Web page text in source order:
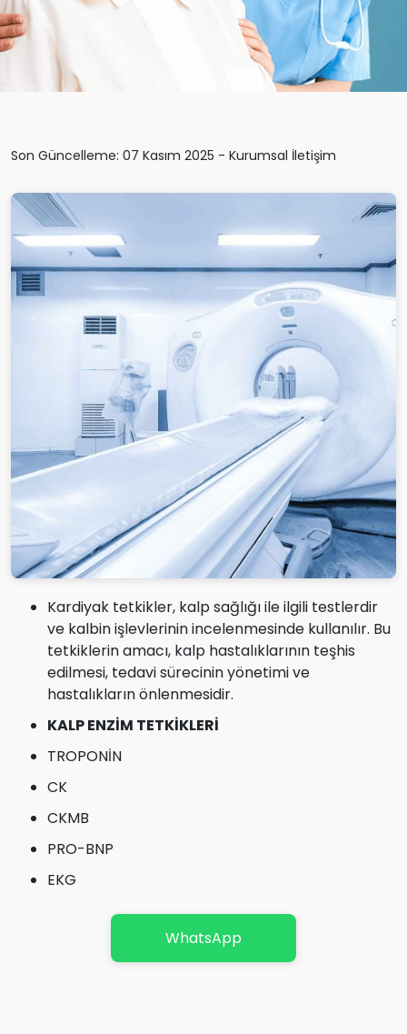
Son Güncelleme: 07 Kasım 2025 - Kurumsal İletişim
Kardiyak tetkikler, kalp sağlığı ile ilgili testlerdir
ve kalbin işlevlerinin incelenmesinde kullanılır. Bu
tetkiklerin amacı, kalp hastalıklarının teşhis
edilmesi, tedavi sürecinin yönetimi ve
hastalıkların önlenmesidir.
KALP ENZİM TETKİKLERİ
TROPONİN
CK
CKMB
PRO-BNP
EKG
WhatsApp